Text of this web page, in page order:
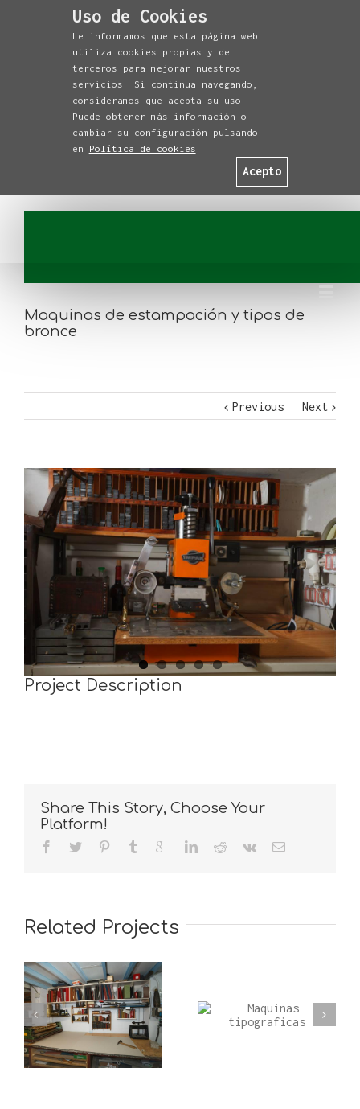
Uso de Cookies
Le informamos que esta página web
utiliza cookies propias y de
terceros para mejorar nuestros
servicios. Si continua navegando,
consideramos que acepta su uso.
Puede obtener más información o
cambiar su configuración pulsando
en
Política de cookies
Acepto
Maquinas de estampación y tipos de
bronce
Previous Next
Project Description
Share This Story, Choose Your
Platform!
Related Projects
Maquinas
tipograficas